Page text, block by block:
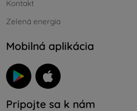
Kontakt
Zelená energia
Mobilná aplikácia
Pripojte sa k nám